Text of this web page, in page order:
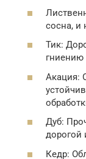
сосна, и
Тик:
гниению
Акация:
Дуб:
дорогой
Кедр: